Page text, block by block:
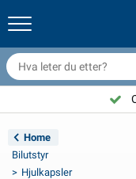
og utstyr
for tilhengere
og
& bobil
& husbil interiør
og sjakler
&
produkter
Nederlands
Deutsch
English
Home
Bilutstyr
Hjulkapsler